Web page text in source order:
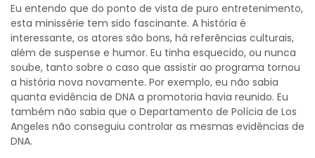
Eu entendo que do ponto de vista de puro entretenimento,
esta minissérie tem sido fascinante. A história é
interessante, os atores são bons, há referências culturais,
além de suspense e humor. Eu tinha esquecido, ou nunca
soube, tanto sobre o caso que assistir ao programa tornou
a história nova novamente. Por exemplo, eu não sabia
quanta evidência de DNA a promotoria havia reunido. Eu
também não sabia que o Departamento de Polícia de Los
Angeles não conseguiu controlar as mesmas evidências de
DNA.